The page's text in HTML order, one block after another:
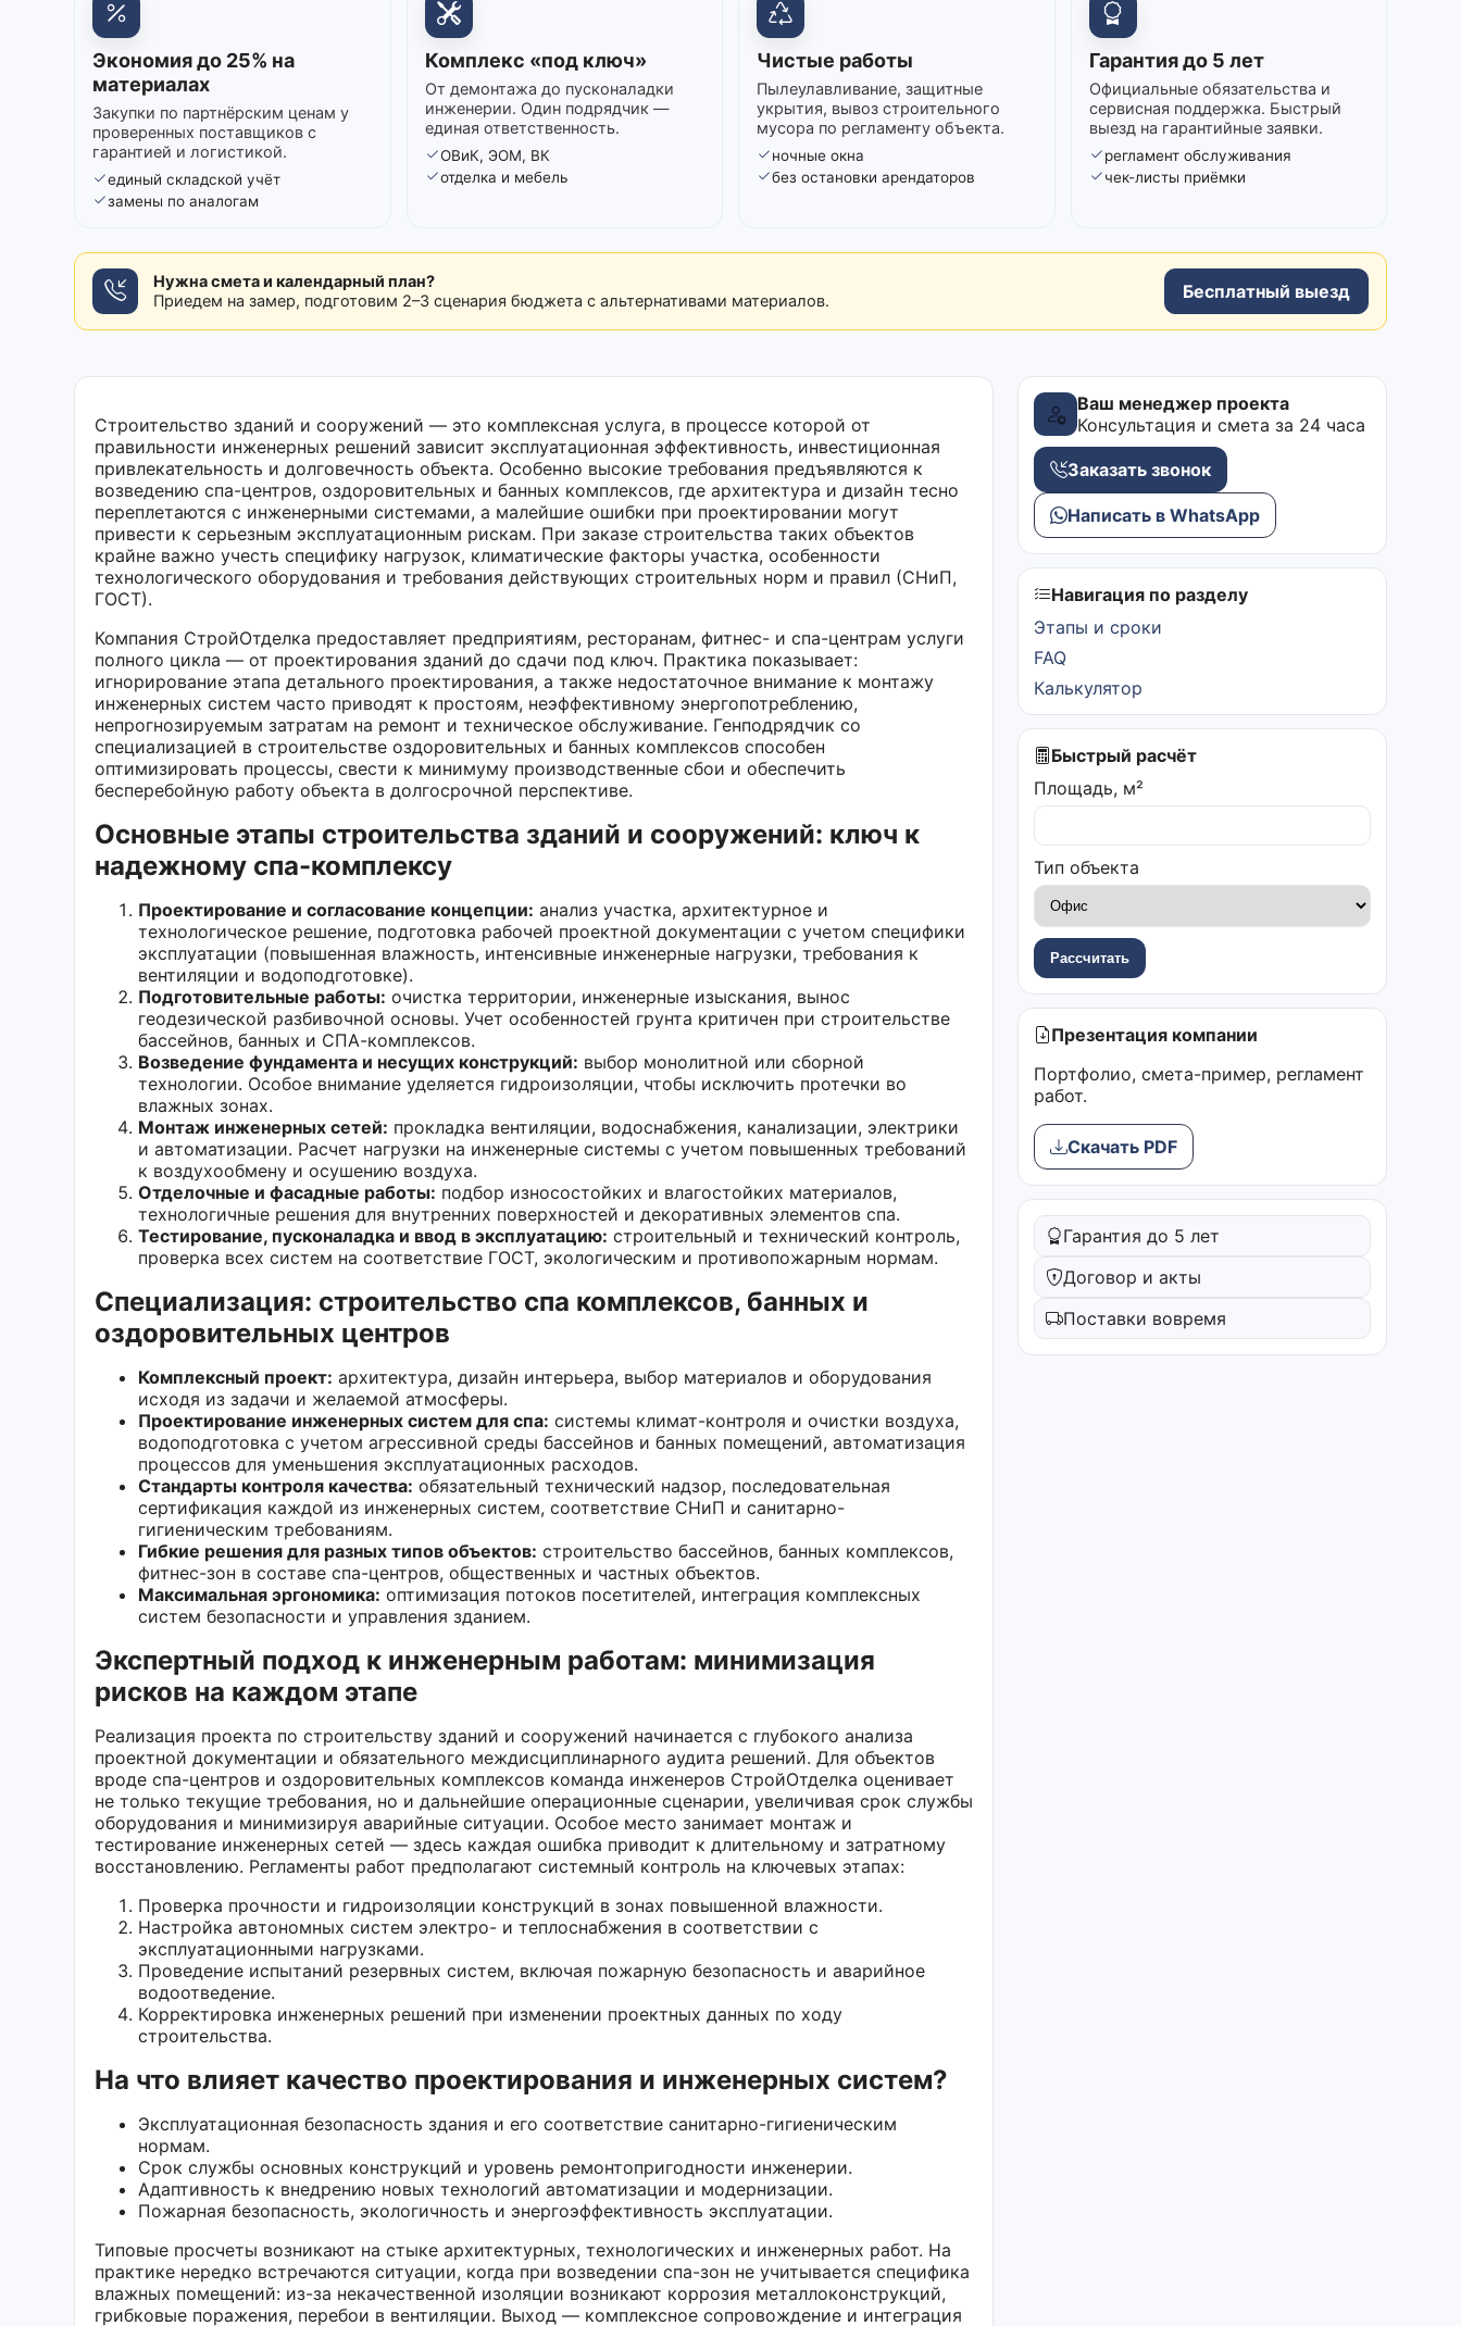
Экономия до 25% на
материалах
Закупки по партнёрским ценам у
проверенных поставщиков с
гарантией и логистикой.
единый складской учёт
замены по аналогам
Комплекс «под ключ»
От демонтажа до пусконаладки
инженерии. Один подрядчик —
единая ответственность.
ОВиК, ЭОМ, ВК
отделка и мебель
Чистые работы
Пылеулавливание, защитные
укрытия, вывоз строительного
мусора по регламенту объекта.
ночные окна
без остановки арендаторов
Гарантия до 5 лет
Официальные обязательства и
сервисная поддержка. Быстрый
выезд на гарантийные заявки.
регламент обслуживания
чек-листы приёмки
Нужна смета и календарный план?
Приедем на замер, подготовим 2–3 сценария бюджета с альтернативами материалов.
Бесплатный выезд
Строительство зданий и сооружений — это комплексная услуга, в процессе которой от
правильности инженерных решений зависит эксплуатационная эффективность, инвестиционная
привлекательность и долговечность объекта. Особенно высокие требования предъявляются к
возведению спа-центров, оздоровительных и банных комплексов, где архитектура и дизайн тесно
переплетаются с инженерными системами, а малейшие ошибки при проектировании могут
привести к серьезным эксплуатационным рискам. При заказе строительства таких объектов
крайне важно учесть специфику нагрузок, климатические факторы участка, особенности
технологического оборудования и требования действующих строительных норм и правил (СНиП,
ГОСТ).
Компания СтройОтделка предоставляет предприятиям, ресторанам, фитнес- и спа-центрам услуги
полного цикла — от проектирования зданий до сдачи под ключ. Практика показывает:
игнорирование этапа детального проектирования, а также недостаточное внимание к монтажу
инженерных систем часто приводят к простоям, неэффективному энергопотреблению,
непрогнозируемым затратам на ремонт и техническое обслуживание. Генподрядчик со
специализацией в строительстве оздоровительных и банных комплексов способен
оптимизировать процессы, свести к минимуму производственные сбои и обеспечить
бесперебойную работу объекта в долгосрочной перспективе.
Основные этапы строительства зданий и сооружений: ключ к
надежному спа-комплексу
Проектирование и согласование концепции: анализ участка, архитектурное и
технологическое решение, подготовка рабочей проектной документации с учетом специфики
эксплуатации (повышенная влажность, интенсивные инженерные нагрузки, требования к
вентиляции и водоподготовке).
Подготовительные работы: очистка территории, инженерные изыскания, вынос
геодезической разбивочной основы. Учет особенностей грунта критичен при строительстве
бассейнов, банных и СПА-комплексов.
Возведение фундамента и несущих конструкций: выбор монолитной или сборной
технологии. Особое внимание уделяется гидроизоляции, чтобы исключить протечки во
влажных зонах.
Монтаж инженерных сетей: прокладка вентиляции, водоснабжения, канализации, электрики
и автоматизации. Расчет нагрузки на инженерные системы с учетом повышенных требований
к воздухообмену и осушению воздуха.
Отделочные и фасадные работы: подбор износостойких и влагостойких материалов,
технологичные решения для внутренних поверхностей и декоративных элементов спа.
Тестирование, пусконаладка и ввод в эксплуатацию: строительный и технический контроль,
проверка всех систем на соответствие ГОСТ, экологическим и противопожарным нормам.
Специализация: строительство спа комплексов, банных и
оздоровительных центров
Комплексный проект: архитектура, дизайн интерьера, выбор материалов и оборудования
исходя из задачи и желаемой атмосферы.
Проектирование инженерных систем для спа: системы климат-контроля и очистки воздуха,
водоподготовка с учетом агрессивной среды бассейнов и банных помещений, автоматизация
процессов для уменьшения эксплуатационных расходов.
Стандарты контроля качества: обязательный технический надзор, последовательная
сертификация каждой из инженерных систем, соответствие СНиП и санитарно-
гигиеническим требованиям.
Гибкие решения для разных типов объектов: строительство бассейнов, банных комплексов,
фитнес-зон в составе спа-центров, общественных и частных объектов.
Максимальная эргономика: оптимизация потоков посетителей, интеграция комплексных
систем безопасности и управления зданием.
Экспертный подход к инженерным работам: минимизация
рисков на каждом этапе
Реализация проекта по строительству зданий и сооружений начинается с глубокого анализа
проектной документации и обязательного междисциплинарного аудита решений. Для объектов
вроде спа-центров и оздоровительных комплексов команда инженеров СтройОтделка оценивает
не только текущие требования, но и дальнейшие операционные сценарии, увеличивая срок службы
оборудования и минимизируя аварийные ситуации. Особое место занимает монтаж и
тестирование инженерных сетей — здесь каждая ошибка приводит к длительному и затратному
восстановлению. Регламенты работ предполагают системный контроль на ключевых этапах:
Проверка прочности и гидроизоляции конструкций в зонах повышенной влажности.
Настройка автономных систем электро- и теплоснабжения в соответствии с
эксплуатационными нагрузками.
Проведение испытаний резервных систем, включая пожарную безопасность и аварийное
водоотведение.
Корректировка инженерных решений при изменении проектных данных по ходу
строительства.
На что влияет качество проектирования и инженерных систем?
Эксплуатационная безопасность здания и его соответствие санитарно-гигиеническим
нормам.
Срок службы основных конструкций и уровень ремонтопригодности инженерии.
Адаптивность к внедрению новых технологий автоматизации и модернизации.
Пожарная безопасность, экологичность и энергоэффективность эксплуатации.
Типовые просчеты возникают на стыке архитектурных, технологических и инженерных работ. На
практике нередко встречаются ситуации, когда при возведении спа-зон не учитывается специфика
влажных помещений: из-за некачественной изоляции возникают коррозия металлоконструкций,
грибковые поражения, перебои в вентиляции. Выход — комплексное сопровождение и интеграция
Ваш менеджер проекта
Консультация и смета за 24 часа
Заказать звонок
Написать в WhatsApp
Навигация по разделу
Этапы и сроки
FAQ
Калькулятор
Быстрый расчёт
Площадь, м²
Тип объекта
Рассчитать
Презентация компании
Портфолио, смета-пример, регламент
работ.
Скачать PDF
Гарантия до 5 лет
Договор и акты
Поставки вовремя